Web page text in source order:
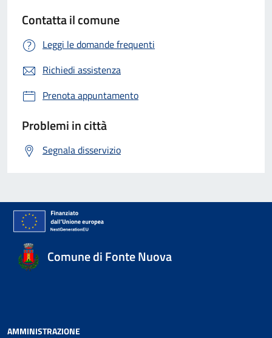
Contatta il comune
Leggi le domande frequenti
Richiedi assistenza
Prenota appuntamento
Problemi in città
Segnala disservizio
Comune di Fonte Nuova
AMMINISTRAZIONE